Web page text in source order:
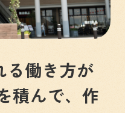
る働き方が
積んで、作